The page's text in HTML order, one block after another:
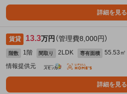
詳細を見る
賃貸 13.3万円 （管理費8,000円）
階数 1階 間取り 2LDK 専有面積 55.53㎡
情報提供元
詳細を見る